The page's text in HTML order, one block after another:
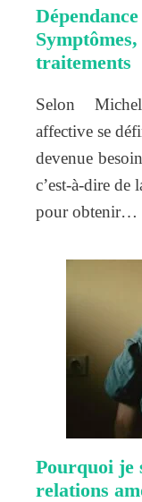
traitements
Selon
affective se
devenue
c’est-à-dire de
pour obtenir…
Pourquoi je
relations